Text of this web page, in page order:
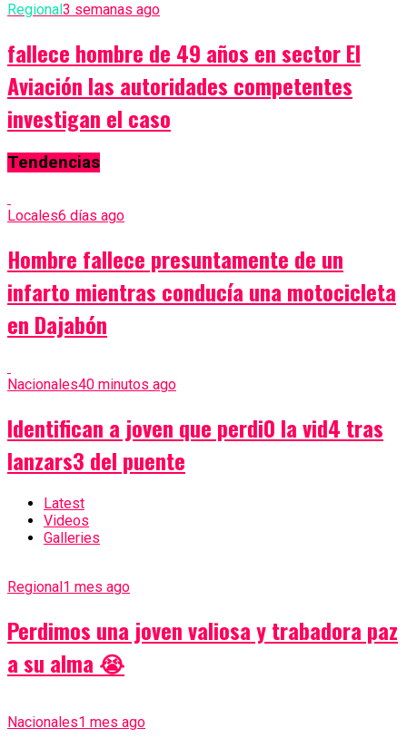
Regional 3 semanas ago
fallece hombre de 49 años en sector El
Aviación las autoridades competentes
investigan el caso
Tendencias
Locales6 días ago
Hombre fallece presuntamente de un
infarto mientras conducía una motocicleta
en Dajabón
Nacionales40 minutos ago
Identifican a joven que perdi0 la vid4 tras
lanzars3 del puente
Latest
Videos
Galleries
Regional1 mes ago
Perdimos una joven valiosa y trabadora paz
a su alma 😭
Nacionales1 mes ago